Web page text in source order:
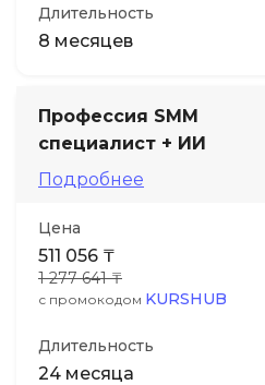
Длительность
8 месяцев
Профессия SMM
специалист + ИИ
Подробнее
Цена
511 056 ₸
1 277 641 ₸
с промокодом KURSHUB
Длительность
24 месяца